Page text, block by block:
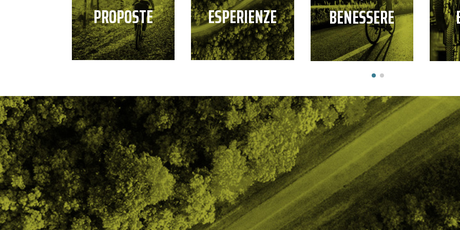
PROPOSTE ESPERIENZE BENESSERE